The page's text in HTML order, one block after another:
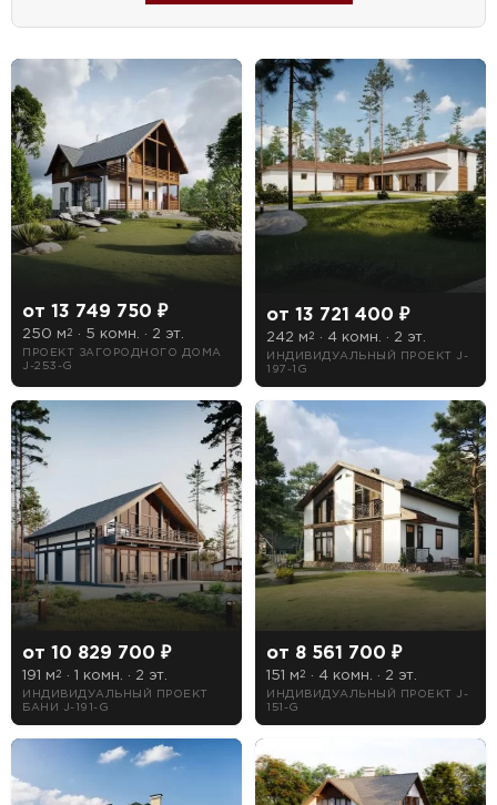
от 13 749 750 ₽
250 м2 · 5 комн. · 2 эт.
ПРОЕКТ ЗАГОРОДНОГО ДОМА
J-253-G
от 13 721 400 ₽
242 м 2 · 4 комн. · 2 эт.
ИНДИВИДУАЛЬНЫЙ ПРОЕКТ J-
197-1G
от 10 829 700 ₽
191 м 2 · 1 комн. · 2 эт.
ИНДИВИДУАЛЬНЫЙ ПРОЕКТ
БАНИ J-191-G
от 8 561 700 ₽
151 м 2 · 4 комн. · 2 эт.
ИНДИВИДУАЛЬНЫЙ ПРОЕКТ J-
151-G
ПОИСК
УЗНАТЬ ТОЧНУЮ СТОИМОСТЬ
СТРОИТЕЛЬСТВА